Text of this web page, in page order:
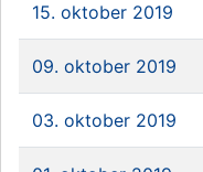
15. oktober 2019
09. oktober 2019
03. oktober 2019